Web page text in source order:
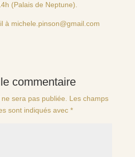
(Palais de Neptune).
à michele.pinson@gmail.com
commentaire
sera pas publiée.
Les champs
sont indiqués avec *